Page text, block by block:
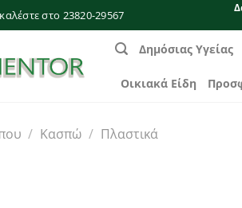
στο 23820-29567
Δημόσιας Υγείας
Οικιακά Είδη
/ Κασπώ / Πλαστικά